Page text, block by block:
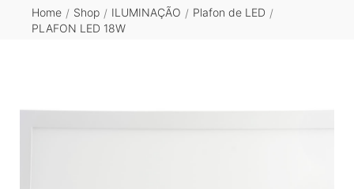
Home / Shop / ILUMINAÇÃO / Plafon de LED /
PLAFON LED 18W